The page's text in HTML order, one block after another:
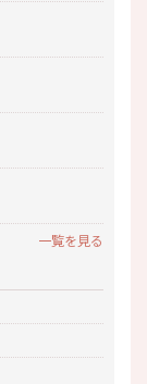
一覧を見る